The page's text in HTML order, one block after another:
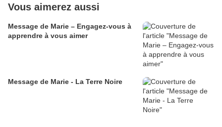
Vous aimerez aussi
Message de Marie – Engagez-vous à
apprendre à vous aimer
Message de Marie - La Terre Noire